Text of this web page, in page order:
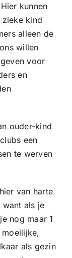
kunnen
kind
alleen de
willen
voor
en
ouder-kind
een
te werven
van harte
want als je
nog maar 1
als gezin